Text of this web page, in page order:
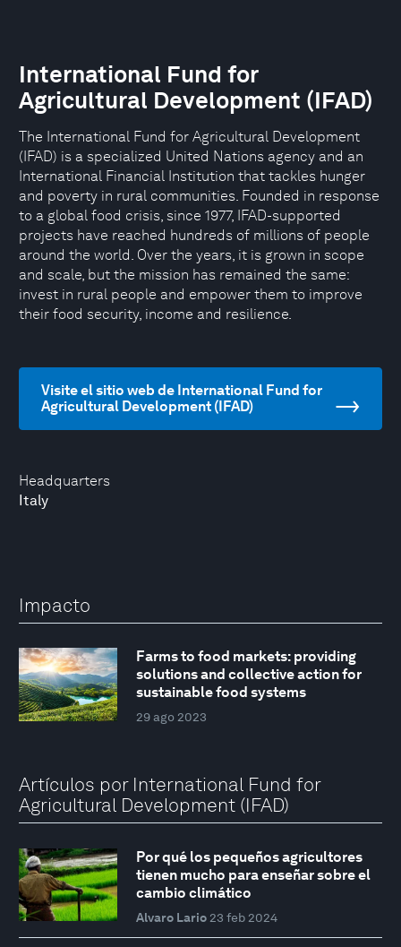
Headquarters
Italy
International Fund for
Agricultural Development (IFAD)
The International Fund for Agricultural Development
(IFAD) is a specialized United Nations agency and an
International Financial Institution that tackles hunger
and poverty in rural communities. Founded in response
to a global food crisis, since 1977, IFAD-supported
projects have reached hundreds of millions of people
around the world. Over the years, it is grown in scope
and scale, but the mission has remained the same:
invest in rural people and empower them to improve
their food security, income and resilience.
Visite el sitio web de International Fund for
Agricultural Development (IFAD)
Impacto
Farms to food markets: providing
solutions and collective action for
sustainable food systems
29 ago 2023
Artículos por International Fund for
Agricultural Development (IFAD)
Por qué los pequeños agricultores
tienen mucho para enseñar sobre el
cambio climático
Alvaro Lario 23 feb 2024